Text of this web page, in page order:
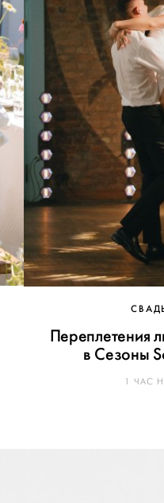
Переплетения
в Сезоны
1 ЧАС